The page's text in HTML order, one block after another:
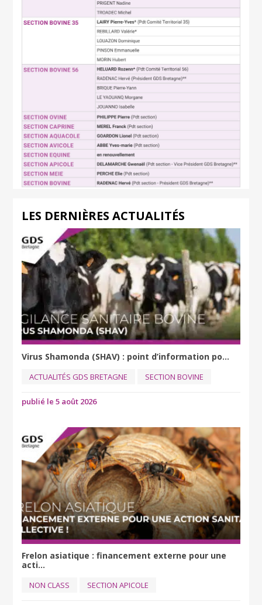
LES DERNIÈRES ACTUALITÉS
Virus Shamonda (SHAV) : point d’information po...
ACTUALITÉS GDS BRETAGNE SECTION BOVINE
publié le 5 août 2026
Frelon asiatique : financement externe pour une
acti...
NON CLASS SECTION APICOLE